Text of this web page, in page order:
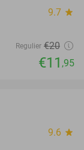
9.7 star
Regulier €20
€11 ,95
9.6 star